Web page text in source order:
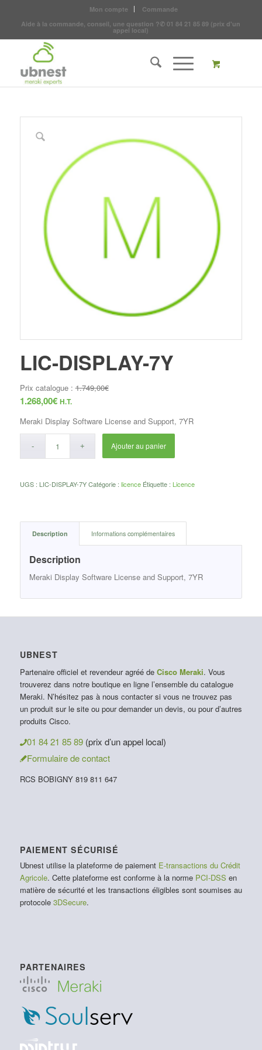
Mon compte
Commande
Aide à la commande, conseil, une question ?✆ 01 84 21 85 89 (prix d'un
appel local)
LIC-DISPLAY-7Y
Prix catalogue :1.749,00€
1.268,00€ H.T.
Meraki Display Software License and Support, 7YR
Ajouter au panier
UGS : LIC-DISPLAY-7Y Catégorie : licence Étiquette : Licence
Description Informations complémentaires
Description
Meraki Display Software License and Support, 7YR
UBNEST
Partenaire officiel et revendeur agréé de Cisco Meraki. Vous
trouverez dans notre boutique en ligne l’ensemble du catalogue
Meraki. N’hésitez pas à nous contacter si vous ne trouvez pas
un produit sur le site ou pour demander un devis, ou pour d’autres
produits Cisco.
01 84 21 85 89 (prix d’un appel local)
Formulaire de contact
RCS BOBIGNY 819 811 647
PAIEMENT SÉCURISÉ
Ubnest utilise la plateforme de paiement E-transactions du Crédit
Agricole. Cette plateforme est conforme à la norme PCI-DSS en
matière de sécurité et les transactions éligibles sont soumises au
protocole 3DSecure.
PARTENAIRES